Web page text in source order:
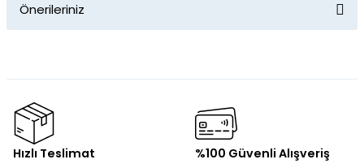
Önerileriniz
kullanarak tarafımıza iletebilirsiniz.
Görüş ve önerileriniz için teşekkür ederiz.
Ürün resmi kalitesiz, bozuk veya görüntülenemiyor.
Hızlı Teslimat %100 Güvenli Alışveriş